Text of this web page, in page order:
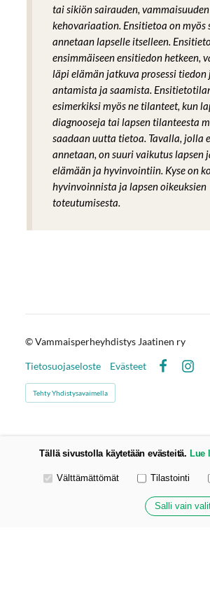
tai sikiön sairauden,
kehovariaation. Ensitietoa on myös
annetaan lapselle itselleen.
ensimmäiseen ensitiedon hetkeen,
läpi elämän jatkuva prosessi tiedon
antamista ja saamista.
esimerkiksi myös ne tilanteet, kun
diagnooseja tai lapsen tilanteesta
saadaan uutta tietoa. Tavalla, jolla
annetaan, on suuri vaikutus lapsen
elämään ja hyvinvointiin. Kyse on
hyvinvoinnista ja lapsen oikeuksien
toteutumisesta.
©Vammaisperheyhdistys Jaatinen ry
Tietosuojaseloste
Evästeet
Tehty Yhdistysavaimella
Tällä sivustolla käytetään evästeitä. Lue
Valitse käytettävät evästeet
Välttämättömät Tilastointi
Salli vain